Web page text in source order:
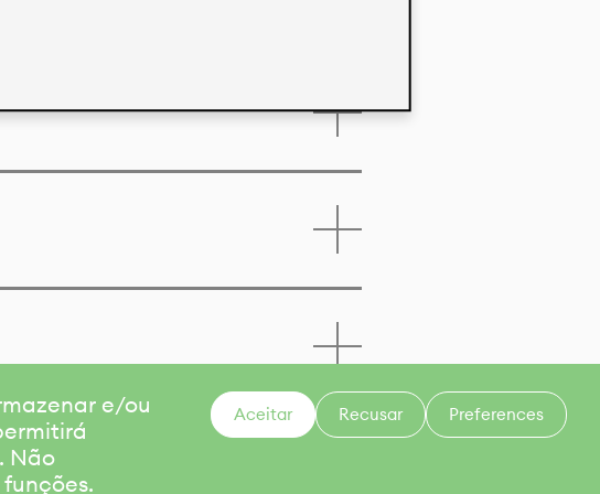
e/ou
Não
Aceitar Recusar Preferences